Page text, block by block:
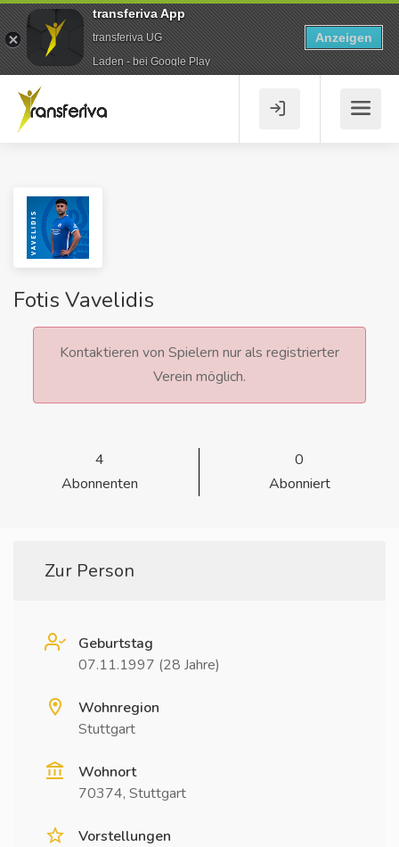
Fotis Vavelidis
Kontaktieren von Spielern nur als registrierter
Verein möglich.
4
Abonnenten
0
Abonniert
Zur Person
Geburtstag
07.11.1997 (28 Jahre)
Wohnregion
Stuttgart
Wohnort
70374, Stuttgart
Vorstellungen
transferiva App
transferiva UG
Laden - bei Google Play
Anzeigen